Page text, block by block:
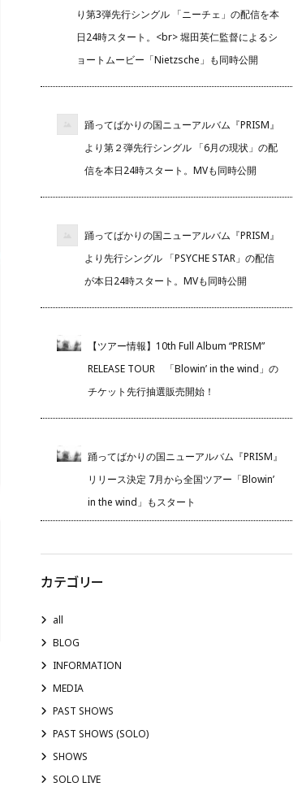
り第3弾先行シングル 「ニーチェ」の配信を本
日24時スタート。<br> 堀田英仁監督によるシ
ョートムービー「Nietzsche」も同時公開
踊ってばかりの国ニューアルバム『PRISM』
より第２弾先行シングル 「6月の現状」の配
信を本日24時スタート。MVも同時公開
踊ってばかりの国ニューアルバム『PRISM』
より先行シングル 「PSYCHE STAR」の配信
が本日24時スタート。MVも同時公開
【ツアー情報】10th Full Album “PRISM”
RELEASE TOUR 「Blowin’ in the wind」の
チケット先行抽選販売開始！
踊ってばかりの国ニューアルバム『PRISM』
リリース決定 7月から全国ツアー「Blowin’
in the wind」もスタート
カテゴリー
all
BLOG
INFORMATION
MEDIA
PAST SHOWS
PAST SHOWS (SOLO)
SHOWS
SOLO LIVE